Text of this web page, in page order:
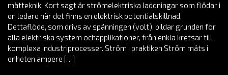
mätteknik. Kort sagt är strömelektriska laddningar som flödar i
en ledare när det finns en elektrisk potentialskillnad.
Dettaflöde, som drivs av spänningen (volt), bildar grunden för
alla elektriska system ochapplikationer, från enkla kretsar till
komplexa industriprocesser. Ström i praktiken Ström mäts i
enheten ampere […]